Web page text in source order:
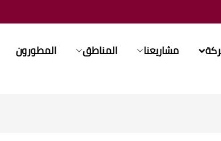
مشاريعنا المناطق المطورون